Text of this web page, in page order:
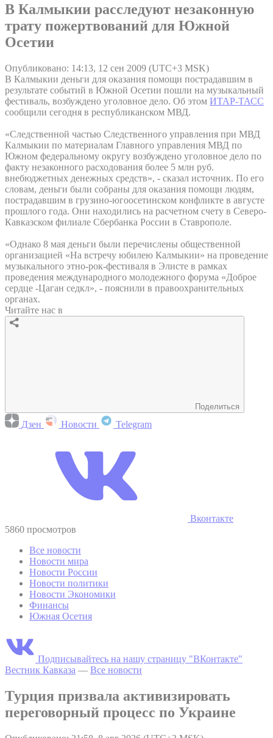
В Калмыкии расследуют незаконную
трату пожертвований для Южной
Осетии
Опубликовано: 14:13, 12 сен 2009 (UTC+3 MSK)
В Калмыкии деньги для оказания помощи пострадавшим в
результате событий в Южной Осетии пошли на музыкальный
фестиваль, возбуждено уголовное дело. Об этом ИТАР-ТАСС
сообщили сегодня в республиканском МВД.
«Следственной частью Следственного управления при МВД
Калмыкии по материалам Главного управления МВД по
Южном федеральному округу возбуждено уголовное дело по
факту незаконного расходования более 5 млн руб.
внебюджетных денежных средств», - сказал источник. По его
словам, деньги были собраны для оказания помощи людям,
пострадавшим в грузино-югоосетинском конфликте в августе
прошлого года. Они находились на расчетном счету в Северо-
Кавказском филиале Сбербанка России в Ставрополе.
«Однако 8 мая деньги были перечислены общественной
организацией «На встречу юбилею Калмыкии» на проведение
музыкального этно-рок-фестиваля в Элисте в рамках
проведения международного молодежного форума «Доброе
сердце -Цаган седкл», - пояснили в правоохранительных
органах.
Читайте нас в
Поделиться
Дзен Новости Telegram
Вконтакте
5860 просмотров
Все новости
Новости мира
Новости России
Новости политики
Новости Экономики
Финансы
Южная Осетия
Подписывайтесь на нашу страницу "ВКонтакте"
Вестник Кавказа — Все новости
Турция призвала активизировать
переговорный процесс по Украине